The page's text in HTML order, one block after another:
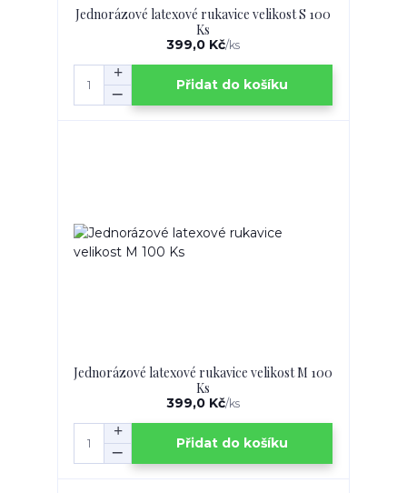
Jednorázové latexové rukavice velikost S 100
Ks
399,0 Kč/ks
Přidat do košíku
Jednorázové latexové rukavice velikost M 100
Ks
399,0 Kč/ks
Přidat do košíku